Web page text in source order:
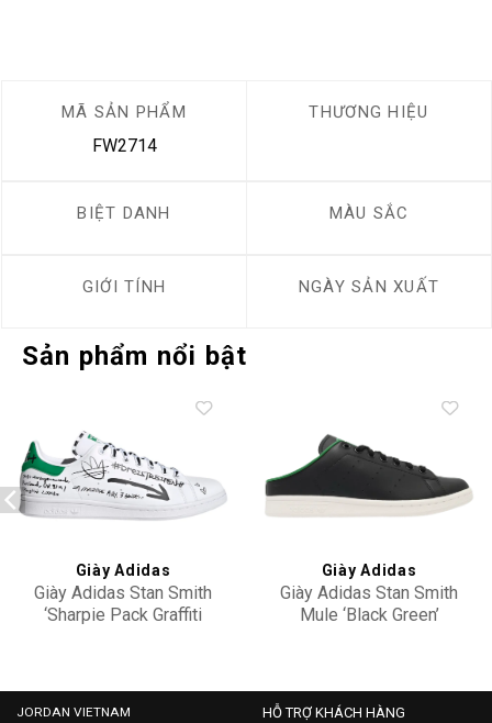
MÃ SẢN PHẨM
FW2714
THƯƠNG HIỆU
BIỆT DANH MÀU SẮC
GIỚI TÍNH NGÀY SẢN XUẤT
Sản phẩm nổi bật
Add to
wishlist
Giày Adidas
Giày Adidas Stan Smith
‘Sharpie Pack Graffiti
Add to
wishlist
Giày Adidas
Giày Adidas Stan Smith
Mule ‘Black Green’
JORDAN VIETNAM HỖ TRỢ KHÁCH HÀNG